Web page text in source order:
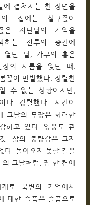
에 겹쳐지는 한 장면을
집에는 살구꽃이
은 지난날의 기억을
히는 전투의 중간에
던 날, 가무의 흥은
장의 시름을 잊던 때.
꽃이 만발했다. 장렬한
수 없는 상황이지만,
나 강렬했다. 시간이
그날의 무장은 화려한
하고 있다. 영웅도 관
. 삶의 중량감은 그저
다. 돌아오지 못할 길을
그날처럼, 집 한 켠에
로 북변의 기억에서
대한 슬픔은 슬픔으로